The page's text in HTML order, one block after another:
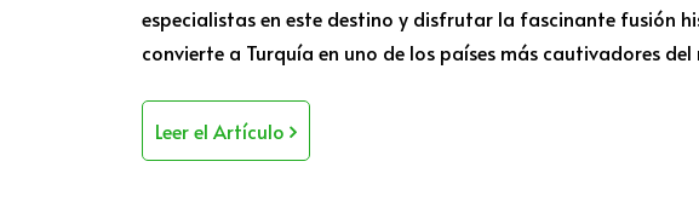
especialistas en este destino y disfrutar la fascinante fusión
convierte a Turquía en uno de los países más cautivadores del
Leer el Artículo